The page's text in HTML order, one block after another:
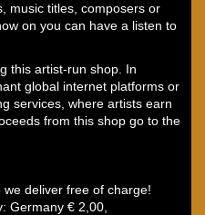
music titles, composers or
on you can have a listen to
this artist-run shop. In
global internet platforms or
services, where artists earn
from this shop go to the
deliver free of charge!
Germany € 2,00,